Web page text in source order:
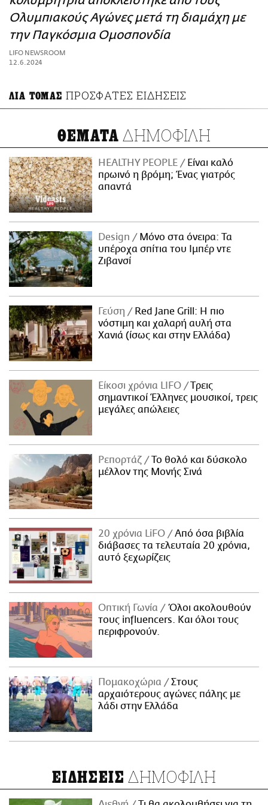
ΑΜΠΑ
PRINT
Ολυμπιακούς Αγώνες μετά τη διαμάχη με
την Παγκόσμια Ομοσπονδία
LIFO NEWSROOM
12.6.2024
ΛΙΑ ΤΟΜΑΣ ΠΡΟΣΦΑΤΕΣ ΕΙΔΗΣΕΙΣ
ΘΕΜΑΤΑ ΔΗΜΟΦΙΛΗ
HEALTHY PEOPLE
Είναι καλό
πρωινό η βρόμη; Ένας γιατρός
απαντά
Design
Μόνο στα όνειρα: Τα
υπέροχα σπίτια του Ιμπέρ ντε
Ζιβανσί
Γεύση
Red Jane Grill: Η πιο
νόστιμη και χαλαρή αυλή στα
Χανιά (ίσως και στην Ελλάδα)
Είκοσι χρόνια LIFO
Tρεις
σημαντικοί Έλληνες μουσικοί, τρεις
μεγάλες απώλειες
Ρεπορτάζ
Το θολό και δύσκολο
μέλλον της Μονής Σινά
20 χρόνια LiFO
Από όσα βιβλία
διάβασες τα τελευταία 20 χρόνια,
αυτό ξεχωρίζεις
Οπτική Γωνία
Όλοι ακολουθούν
τους influencers. Και όλοι τους
περιφρονούν.
Πομακοχώρια
Στους
αρχαιότερους αγώνες πάλης με
λάδι στην Ελλάδα
ΕΙΔΗΣΕΙΣ ΔΗΜΟΦΙΛΗ